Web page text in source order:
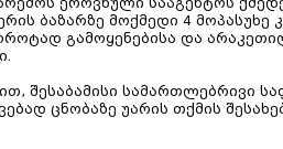
ბაზარზე მოქმედი 4 მოპასუხე
გამოყენებისა და
შესაბამისი სამართლებრივი
ცნობაზე უარის თქმის